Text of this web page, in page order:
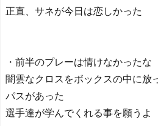
正直、サネが今日は恋しかった
・前半のプレーは情けなかったな
闇雲なクロスをボックスの中に放
パスがあった
選手達が学んでくれる事を願うよ